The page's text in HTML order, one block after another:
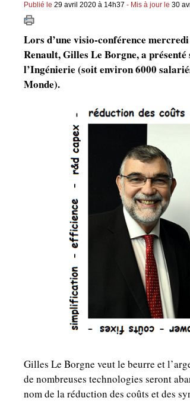
Publié le 29 avril 2020 à 14h37 - Mis à jour le 30
Lors d’une visio-conférence
Renault, Gilles Le Borgne, a
l’Ingénierie (soit environ 6000
Monde).
Gilles Le Borgne veut le beurre et
de nombreuses technologies seront
nom de la réduction des coûts et des